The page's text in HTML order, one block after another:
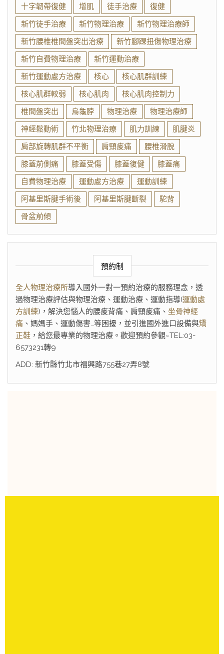
十字韌帶復健 增肌 徒手治療
復健
新竹徒手治療
新竹物理治療
新竹物理治療師
新竹腰椎椎間盤突出治療
新竹腳踝扭傷物理治療
新竹自費物理治療
新竹運動治療
新竹運動處方治療
核心
核心肌群訓練
核心肌群較弱
核心肌肉
核心肌肉控制力
椎間盤突出
烏龜脖 物理治療
物理治療師
神經鬆動術
竹北物理治療 肌力訓練
肌腱炎
肩部旋轉肌群不平衡
肩頸痠痛
腰椎滑脫
膝蓋前側痛
膝蓋受傷 膝蓋復健
膝蓋痛
自費物理治療
運動處方治療
運動訓練
阿基里斯腱手術後
阿基里斯腱斷裂
駝背
骨盆前傾
預約制
全人物理治療所導入國外一對一預約治療的服務理念，透
過物理治療評估與物理治療、運動治療、運動指導(運動處
方訓練)，解決您惱人的腰痠背痛、肩頸痠痛、 坐骨神經
痛 、媽媽手、運動傷害…等困擾，並引進國外進口設備與矯
正鞋 ，給您最專業的物理治療。歡迎預約參觀~TEL:03-
6573231轉9
ADD: 新竹縣竹北市福興路755巷27弄8號